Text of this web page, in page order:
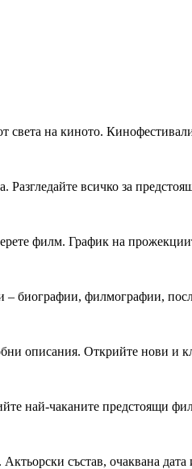
света на киното.
Разгледайте всичко за
филм. График на
– биографии, филмографии,
описания. Открийте нови и
най-чаканите предстоящи
състав, очаквана